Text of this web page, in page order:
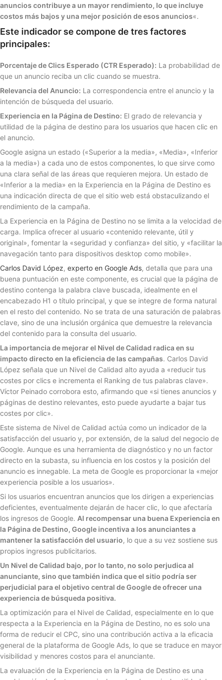
anuncios contribuye a un mayor rendimiento, lo que incluye
costos más bajos y una mejor posición de esos anuncios«.
Este indicador se compone de tres factores
principales:
Porcentaje de Clics Esperado (CTR Esperado): La probabilidad de
que un anuncio reciba un clic cuando se muestra.
Relevancia del Anuncio: La correspondencia entre el anuncio y la
intención de búsqueda del usuario.
Experiencia en la Página de Destino: El grado de relevancia y
utilidad de la página de destino para los usuarios que hacen clic en
el anuncio.
Google asigna un estado («Superior a la media», «Media», «Inferior
a la media») a cada uno de estos componentes, lo que sirve como
una clara señal de las áreas que requieren mejora. Un estado de
«Inferior a la media» en la Experiencia en la Página de Destino es
una indicación directa de que el sitio web está obstaculizando el
rendimiento de la campaña.
La Experiencia en la Página de Destino no se limita a la velocidad de
carga. Implica ofrecer al usuario «contenido relevante, útil y
original», fomentar la «seguridad y confianza» del sitio, y «facilitar la
navegación tanto para dispositivos desktop como mobile».
Carlos David López, experto en Google Ads, detalla que para una
buena puntuación en este componente, es crucial que la página de
destino contenga la palabra clave buscada, idealmente en el
encabezado H1 o título principal, y que se integre de forma natural
en el resto del contenido. No se trata de una saturación de palabras
clave, sino de una inclusión orgánica que demuestre la relevancia
del contenido para la consulta del usuario.
La importancia de mejorar el Nivel de Calidad radica en su
impacto directo en la eficiencia de las campañas. Carlos David
López señala que un Nivel de Calidad alto ayuda a «reducir tus
costes por clics e incrementa el Ranking de tus palabras clave».
Víctor Peinado corrobora esto, afirmando que «si tienes anuncios y
páginas de destino relevantes, esto puede ayudarte a bajar tus
costes por clic».
Este sistema de Nivel de Calidad actúa como un indicador de la
satisfacción del usuario y, por extensión, de la salud del negocio de
Google. Aunque es una herramienta de diagnóstico y no un factor
directo en la subasta, su influencia en los costos y la posición del
anuncio es innegable. La meta de Google es proporcionar la «mejor
experiencia posible a los usuarios».
Si los usuarios encuentran anuncios que los dirigen a experiencias
deficientes, eventualmente dejarán de hacer clic, lo que afectaría
los ingresos de Google. Al recompensar una buena Experiencia en
la Página de Destino, Google incentiva a los anunciantes a
mantener la satisfacción del usuario, lo que a su vez sostiene sus
propios ingresos publicitarios.
Un Nivel de Calidad bajo, por lo tanto, no solo perjudica al
anunciante, sino que también indica que el sitio podría ser
perjudicial para el objetivo central de Google de ofrecer una
experiencia de búsqueda positiva.
La optimización para el Nivel de Calidad, especialmente en lo que
respecta a la Experiencia en la Página de Destino, no es solo una
forma de reducir el CPC, sino una contribución activa a la eficacia
general de la plataforma de Google Ads, lo que se traduce en mayor
visibilidad y menores costos para el anunciante.
La evaluación de la Experiencia en la Página de Destino es una